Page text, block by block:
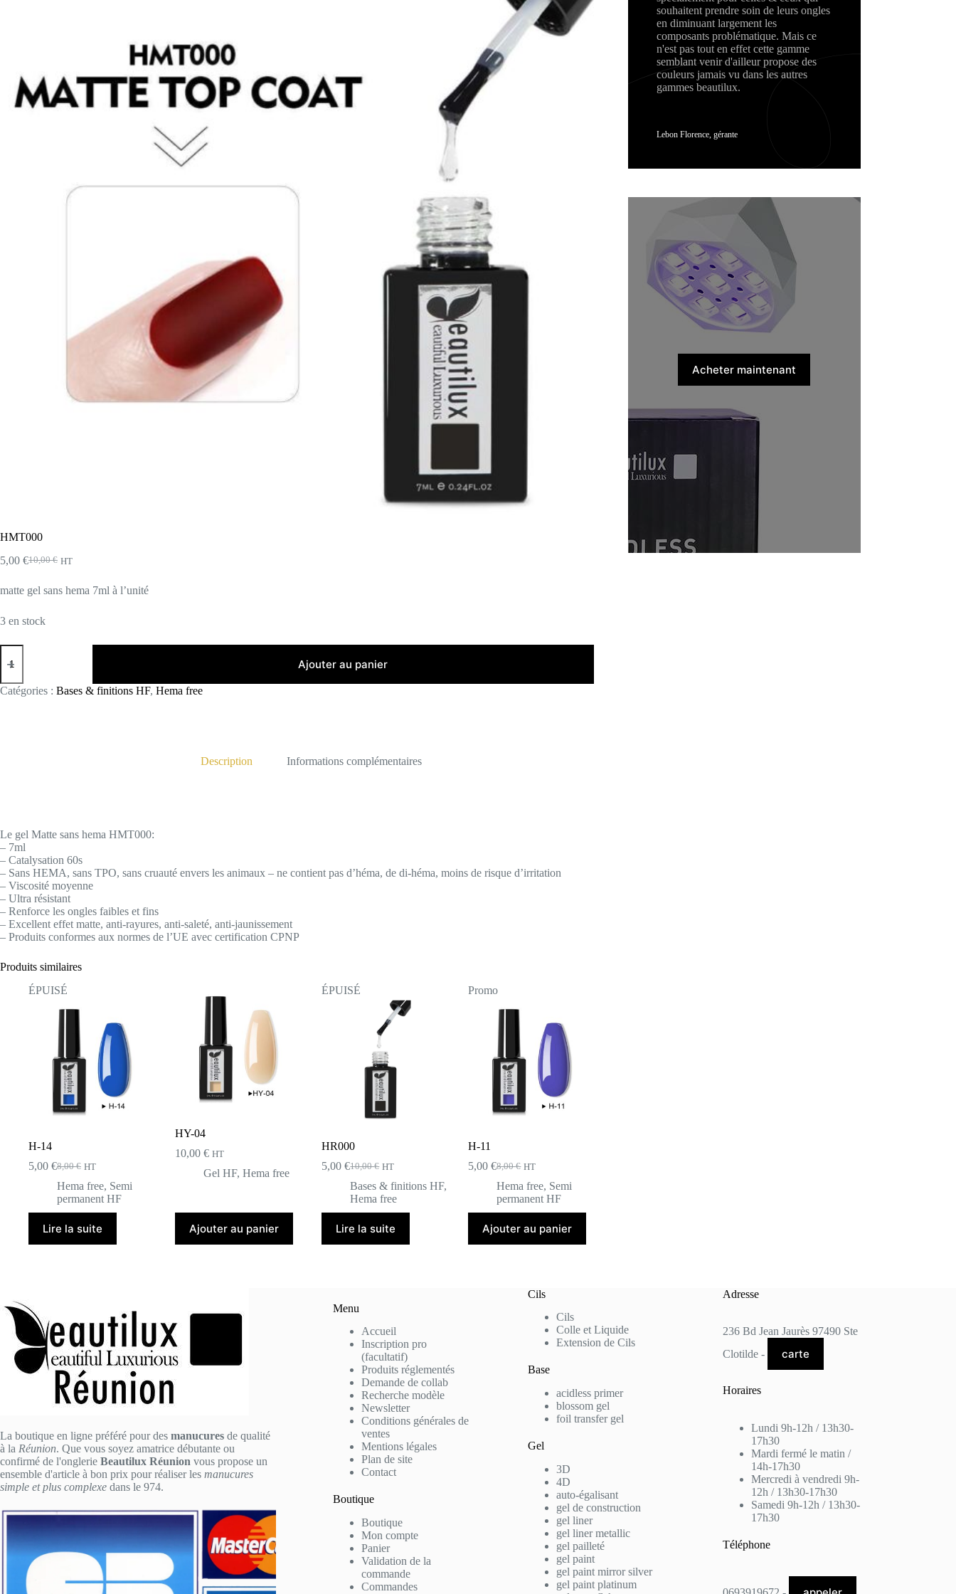
HMT000
10,00€
Le
initial
10,00 €.
5,00 €Le
actuel
5,00 €.
HT
matte gel sans hema 7ml à l’unité
3 en stock
quantité
de
Ajouter au panier
Catégories : Bases & finitions HF, Hema free
Description Informations complémentaires
Le gel Matte sans hema HMT000:
– 7ml
– Catalysation 60s
– Sans HEMA, sans TPO, sans cruauté envers les animaux – ne contient pas d’héma, de di-héma, moins de risque d’irritation
– Viscosité moyenne
– Ultra résistant
– Renforce les ongles faibles et fins
– Excellent effet matte, anti-rayures, anti-saleté, anti-jaunissement
– Produits conformes aux normes de l’UE avec certification CPNP
Produits similaires
ÉPUISÉ
H-14
8,00€
Le
prix
initial
était :
8,00 €.
5,00 €Le
prix
actuel
est :
5,00 €.
HT
Hema free, Semi
permanent HF
Lire la suite
HY-04
10,00€ HT
Gel HF,Hema free
Ajouter au panier
ÉPUISÉ
HR000
10,00€
Le
prix
initial
était :
10,00 €.
5,00€Le
prix
actuel
est :
5,00 €.
HT
Bases & finitions HF,
Hema free
Lire la suite
Promo
H-11
8,00€
Le
prix
initial
était :
8,00 €.
5,00€Le
prix
actuel
est :
5,00 €.
HT
Hema free, Semi
permanent HF
Ajouter au panier
souhaitent prendre soin de leurs ongles
en diminuant largement les
composants problématique. Mais ce
n'est pas tout en effet cette gamme
semblant venir d'ailleur propose des
couleurs jamais vu dans les autres
gammes beautilux.
Lebon Florence, gérante
Acheter maintenant
La boutique en ligne préféré pour des manucures de qualité
à la Réunion. Que vous soyez amatrice débutante ou
confirmé de l'onglerie Beautilux Réunion vous propose un
ensemble d'article à bon prix pour réaliser les manucures
simple et plus complexe dans le 974.
Menu
Accueil
Inscription pro
(facultatif)
Produits réglementés
Demande de collab
Recherche modèle
Newsletter
Conditions générales de
ventes
Mentions légales
Plan de site
Contact
Boutique
Boutique
Mon compte
Panier
Validation de la
commande
Commandes
Cils
Cils
Colle et Liquide
Extension de Cils
Base
acidless primer
blossom gel
foil transfer gel
Gel
3D
4D
auto-égalisant
gel de construction
gel liner
gel liner metallic
gel pailleté
gel paint
gel paint mirror silver
gel paint platinum
Adresse
236 Bd Jean Jaurès 97490 Ste
Clotilde -
carte
Horaires
Lundi 9h-12h / 13h30-
17h30
Mardi fermé le matin /
14h-17h30
Mercredi à vendredi 9h-
12h / 13h30-17h30
Samedi 9h-12h / 13h30-
17h30
Téléphone